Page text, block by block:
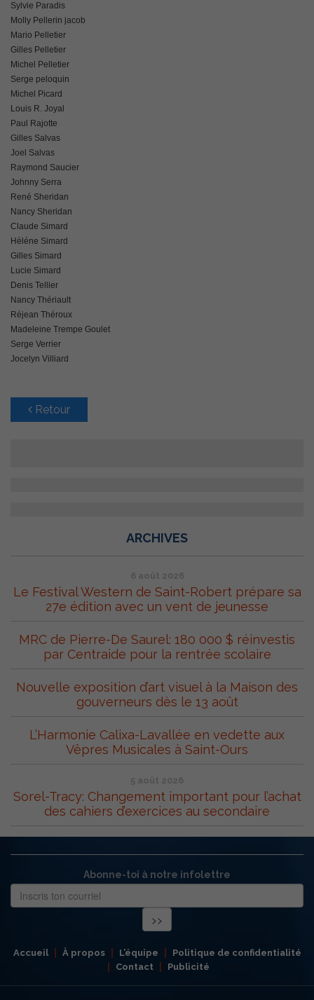
Sylvie Paradis
Molly Pellerin jacob
Mario Pelletier
Gilles Pelletier
Michel Pelletier
Serge peloquin
Michel Picard
Louis R. Joyal
Paul Rajotte
Gilles Salvas
Joel Salvas
Raymond Saucier
Johnny Serra
René Sheridan
Nancy Sheridan
Claude Simard
Hèléne Simard
Gilles Simard
Lucie Simard
Denis Tellier
Nancy Thériault
Réjean Théroux
Madeleine Trempe Goulet
Serge Verrier
Jocelyn Villiard
Retour
ARCHIVES
6 août 2026
Le Festival Western de Saint-Robert prépare sa
27e édition avec un vent de jeunesse
MRC de Pierre-De Saurel: 180 000 $ réinvestis
par Centraide pour la rentrée scolaire
Nouvelle exposition d’art visuel à la Maison des
gouverneurs dès le 13 août
L’Harmonie Calixa-Lavallée en vedette aux
Vêpres Musicales à Saint-Ours
5 août 2026
Sorel-Tracy: Changement important pour l’achat
des cahiers d’exercices au secondaire
Abonne-toi à notre infolettre
Accueil À propos L’équipe
Politique de confidentialité
Contact
Publicité